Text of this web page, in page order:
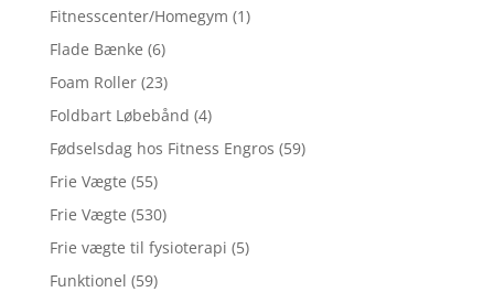
Fitnesscenter/Homegym (1)
Flade Bænke (6)
Foam Roller (23)
Foldbart Løbebånd (4)
Fødselsdag hos Fitness Engros (59)
Frie Vægte (55)
Frie Vægte (530)
Frie vægte til fysioterapi (5)
Funktionel (59)